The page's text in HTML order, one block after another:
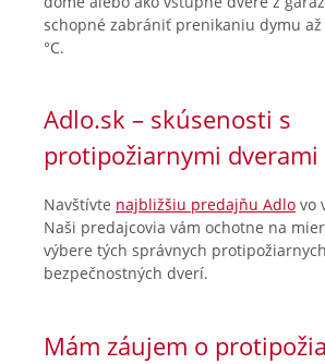
schopné zabrániť prenikaniu dymu
°C.
Adlo.sk – skúsenosti s
protipožiarnymi dverami
Navštívte najbližšiu predajňu Adlo vo
Naši predajcovia vám ochotne na
výbere tých správnych
bezpečnostných dverí.
Mám záujem o